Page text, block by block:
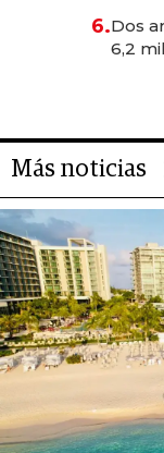
para
6.Dos
6,2
Más noticias